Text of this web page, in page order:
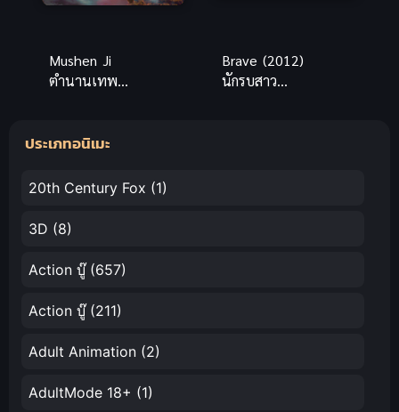
Mushen Ji
ตำนานเทพกู้
Brave (2012)
นักรบสาว
ประเภทอนิเมะ
20th Century Fox (1)
3D (8)
Action บู๊(657)
Action บู๊(211)
Adult Animation (2)
AdultMode 18+ (1)